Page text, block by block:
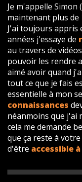
Je m'appelle Simon (
maintenant plus de
J'ai toujours appris
années j'essaye de
au travers de
pouvoir les rendre
aimé avoir quand
tout ce que je fais
essentielle à mon
connaissances
néanmoins que j'ai
cela me demande
que ça reste à
d'être accessible